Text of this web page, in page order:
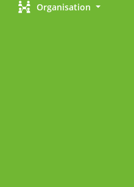
Organisation